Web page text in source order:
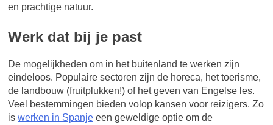
en prachtige natuur.
Werk dat bij je past
De mogelijkheden om in het buitenland te werken zijn
eindeloos. Populaire sectoren zijn de horeca, het toerisme,
de landbouw (fruitplukken!) of het geven van Engelse les.
Veel bestemmingen bieden volop kansen voor reizigers. Zo
is werken in Spanje een geweldige optie om de